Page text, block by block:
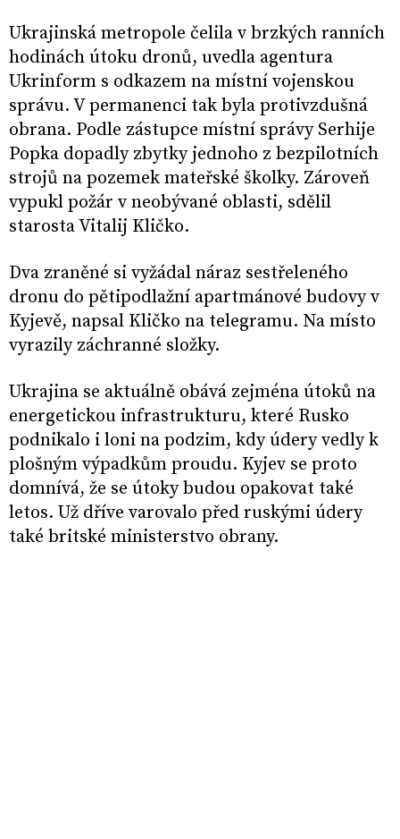
Ukrajinská metropole čelila v brzkých ranních
hodinách útoku dronů, uvedla agentura
Ukrinform s odkazem na místní vojenskou
správu. V permanenci tak byla protivzdušná
obrana. Podle zástupce místní správy Serhije
Popka dopadly zbytky jednoho z bezpilotních
strojů na pozemek mateřské školky. Zároveň
vypukl požár v neobývané oblasti, sdělil
starosta Vitalij Kličko.
Dva zraněné si vyžádal náraz sestřeleného
dronu do pětipodlažní apartmánové budovy v
Kyjevě, napsal Kličko na telegramu. Na místo
vyrazily záchranné složky.
Ukrajina se aktuálně obává zejména útoků na
energetickou infrastrukturu, které Rusko
podnikalo i loni na podzim, kdy údery vedly k
plošným výpadkům proudu. Kyjev se proto
domnívá, že se útoky budou opakovat také
letos. Už dříve varovalo před ruskými údery
také britské ministerstvo obrany.